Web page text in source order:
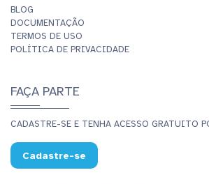
BLOG
DOCUMENTAÇÃO
TERMOS DE USO
POLÍTICA DE PRIVACIDADE
FAÇA PARTE
CADASTRE-SE E TENHA ACESSO GRATUITO
Cadastre-se